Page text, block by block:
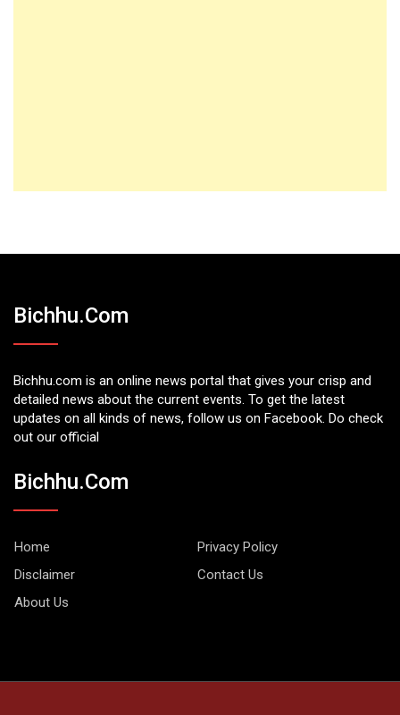
Bichhu.com
Bichhu.com is an online news portal that gives your crisp and
detailed news about the current events. To get the latest
updates on all kinds of news, follow us on Facebook. Do check
out our official
Bichhu.com
Home
Privacy Policy
Disclaimer
Contact Us
About Us